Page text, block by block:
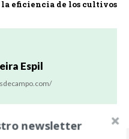
la eficiencia de los cultivos
Espil
newsletter